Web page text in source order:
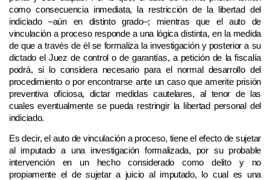
como consecuencia inmediata, la restricción de la libertad del
indiciado –aún en distinto grado–; mientras que el auto de
vinculación a proceso responde a una lógica distinta, en la medida
de que a través de él se formaliza la investigación y posterior a su
dictado el Juez de control o de garantías, a petición de la fiscalía
podrá, si lo considera necesario para el normal desarrollo del
procedimiento o por encontrarse ante un caso que amerite prisión
preventiva oficiosa, dictar medidas cautelares, al tenor de las
cuales eventualmente se pueda restringir la libertad personal del
indiciado.
Es decir, el auto de vinculación a proceso, tiene el efecto de sujetar
al imputado a una investigación formalizada, por su probable
intervención en un hecho considerado como delito y no
propiamente el de sujetar a juicio al imputado, lo cual es una